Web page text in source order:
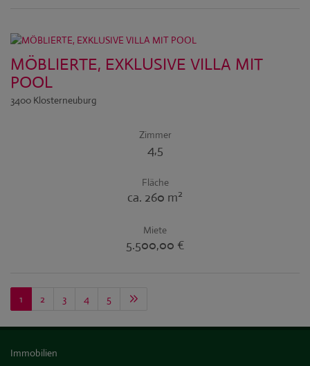
MÖBLIERTE, EXKLUSIVE VILLA MIT
POOL
3400 Klosterneuburg
Zimmer
4,5
Fläche
ca. 260 m2
Miete
5.500,00 €
1 2 3 4 5
Immobilien